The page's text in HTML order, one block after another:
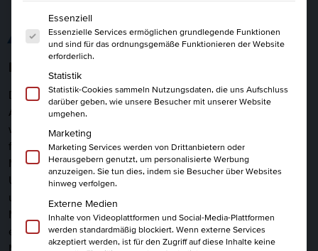
ALLES AUF EINEN BLICK
Die Aufgabenfelder des HR-Managements
Die Herausforderungen sind gewaltig: In Zeiten eines
Arbeitnehmermarktes, des Fachkräftemangels, der
wachsenden Anforderungen der Digitalisierung und des
fortschreitenden demografischen Wandels muss das HR-
Management eine zentrale Aufgabe erfüllen: alle
Unternehmensbereiche jederzeit mit qualifiziertem Fach-
und Führungspersonal zu besetzen. Denn ohne diese
Mitarbeiter wird kein Unternehmen langfristig wirtschaftlich
erfolgreich sein. Daraus abgeleitet, muss das HR-
Management folgende Aufgabenfelder bedienen:
Es folgt eine Liste der Service-Gruppen, für die eine
Essenziell
Essenzielle Services ermöglichen grundlegende Funktionen
und sind für das ordnungsgemäße Funktionieren der Website
erforderlich.
Statistik
Statistik-Cookies sammeln Nutzungsdaten, die uns Aufschluss
darüber geben, wie unsere Besucher mit unserer Website
umgehen.
Marketing
Marketing Services werden von Drittanbietern oder
Herausgebern genutzt, um personalisierte Werbung
anzuzeigen. Sie tun dies, indem sie Besucher über Websites
hinweg verfolgen.
Externe Medien
Inhalte von Videoplattformen und Social-Media-Plattformen
werden standardmäßig blockiert. Wenn externe Services
akzeptiert werden, ist für den Zugriff auf diese Inhalte keine